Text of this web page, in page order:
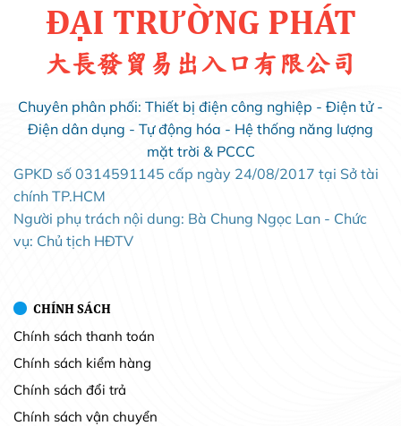
ĐẠI TRƯỜNG PHÁT
大長發貿易出入口有限公司
Chuyên phân phối: Thiết bị điện công nghiệp - Điện tử -
Điện dân dụng - Tự động hóa - Hệ thống năng lượng
mặt trời & PCCC
GPKD số 0314591145 cấp ngày 24/08/2017 tại Sở tài
chính TP.HCM
Người phụ trách nội dung: Bà Chung Ngọc Lan - Chức
vụ: Chủ tịch HĐTV
CHÍNH SÁCH
Chính sách thanh toán
Chính sách kiểm hàng
Chính sách đổi trả
Chính sách vận chuyển